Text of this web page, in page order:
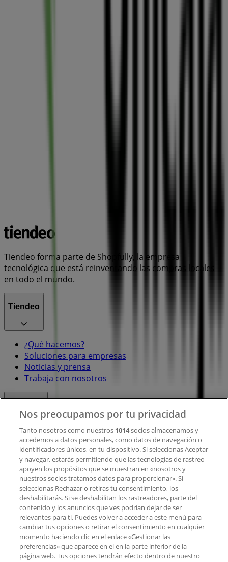
Tiendeo forma parte de Shopfully, la empresa
tecnológica que está reinventando las compras locales
en todo el mundo.
Tiendeo
¿Qué hacemos?
Soluciones para empresas
Noticias y prensa
Trabaja con nosotros
Contacto comercial y de marketing
Tienda mal colocada en el mapa
Notificar un folleto
¿Encontraste un problema en la web o en la
aplicación?
Índices
Marcas
Nos preocupamos por tu privacidad
Tanto nosotros como nuestros 1014socios almacenamos y
accedemos a datos personales, como datos de navegación o
identificadores únicos, en tu dispositivo. Si seleccionas Aceptar
y navegar, estarás permitiendo que las tecnologías de rastreo
apoyen los propósitos que se muestran en «nosotros y
nuestros socios tratamos datos para proporcionar». Si
seleccionas Rechazar o retiras tu consentimiento, los
deshabilitarás. Si se deshabilitan los rastreadores, parte del
contenido y los anuncios que ves podrían dejar de ser
relevantes para ti. Puedes volver a acceder a este menú para
cambiar tus opciones o retirar el consentimiento en cualquier
momento haciendo clic en el enlace «Gestionar las
preferencias» que aparece en el en la parte inferior de la
página web. Tus opciones tendrán efecto dentro de nuestro